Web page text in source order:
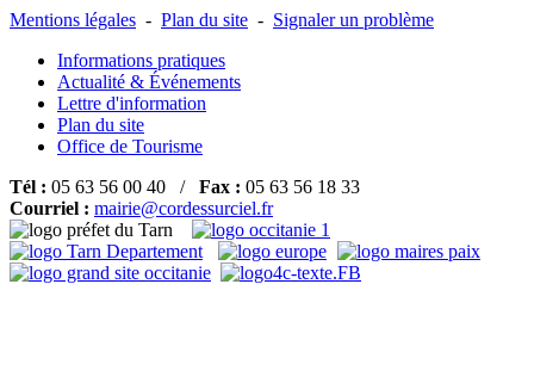
Mentions légales - Plan du site - Signaler un problème
Informations pratiques
Actualité & Événements
Lettre d'information
Plan du site
Office de Tourisme
Tél : 05 63 56 00 40 / Fax : 05 63 56 18 33
Courriel : mairie@cordessurciel.fr